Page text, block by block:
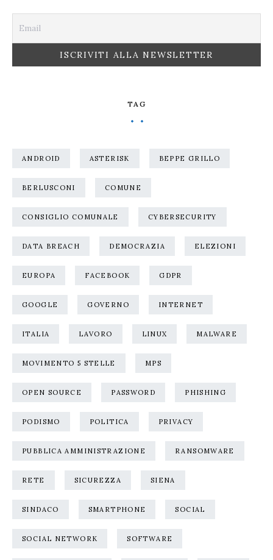
TAG
ANDROID ASTERISK BEPPE GRILLO
BERLUSCONI COMUNE
CONSIGLIO COMUNALE CYBERSECURITY
DATA BREACH DEMOCRAZIA ELEZIONI
EUROPA FACEBOOK GDPR
GOOGLE GOVERNO INTERNET
ITALIA LAVORO LINUX MALWARE
MOVIMENTO 5 STELLE MPS
OPEN SOURCE PASSWORD PHISHING
PODISMO POLITICA PRIVACY
PUBBLICA AMMINISTRAZIONE RANSOMWARE
RETE SICUREZZA SIENA
SINDACO SMARTPHONE SOCIAL
SOCIAL NETWORK SOFTWARE